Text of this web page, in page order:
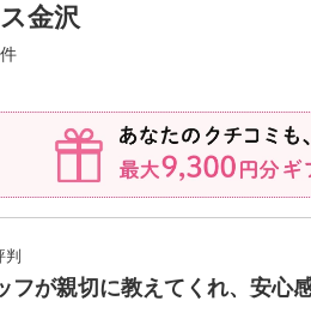
金沢
判
フが親切に教えてくれ、安心